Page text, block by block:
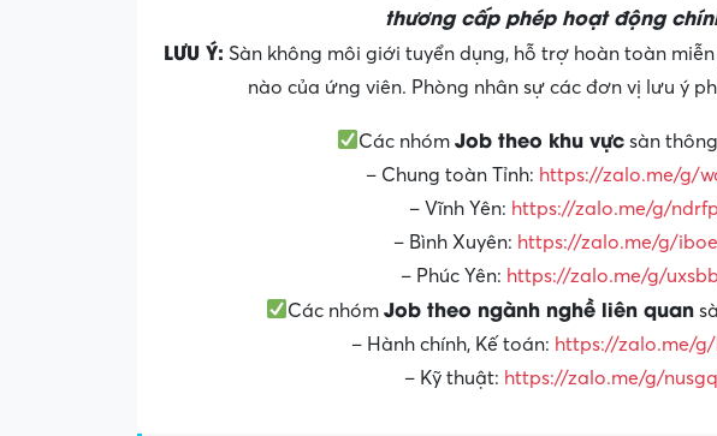
thương cấp phép hoạt động
LƯU Ý: Sàn không môi giới tuyển dụng, hỗ trợ hoàn toàn
nào của ứng viên. Phòng nhân sự các đơn vị lưu ý
Các nhóm Job theo khu vựcsàn
– Chung toàn Tỉnh: https://zalo.me/g/
– Vĩnh Yên: https://zalo.me/g/
– Bình Xuyên: https://zalo.me/g/
– Phúc Yên: https://zalo.me/g/
Các nhómJob theo ngành nghề liên quan
– Hành chính, Kế toán: https://zalo.me/g/
– Kỹ thuật: https://zalo.me/g/